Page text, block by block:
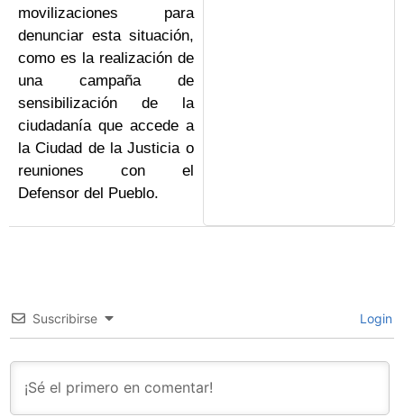
movilizaciones para
denunciar esta situación,
como es la realización de
una campaña de
sensibilización de la
ciudadanía que accede a
la Ciudad de la Justicia o
reuniones con el
Defensor del Pueblo.
Suscribirse Login